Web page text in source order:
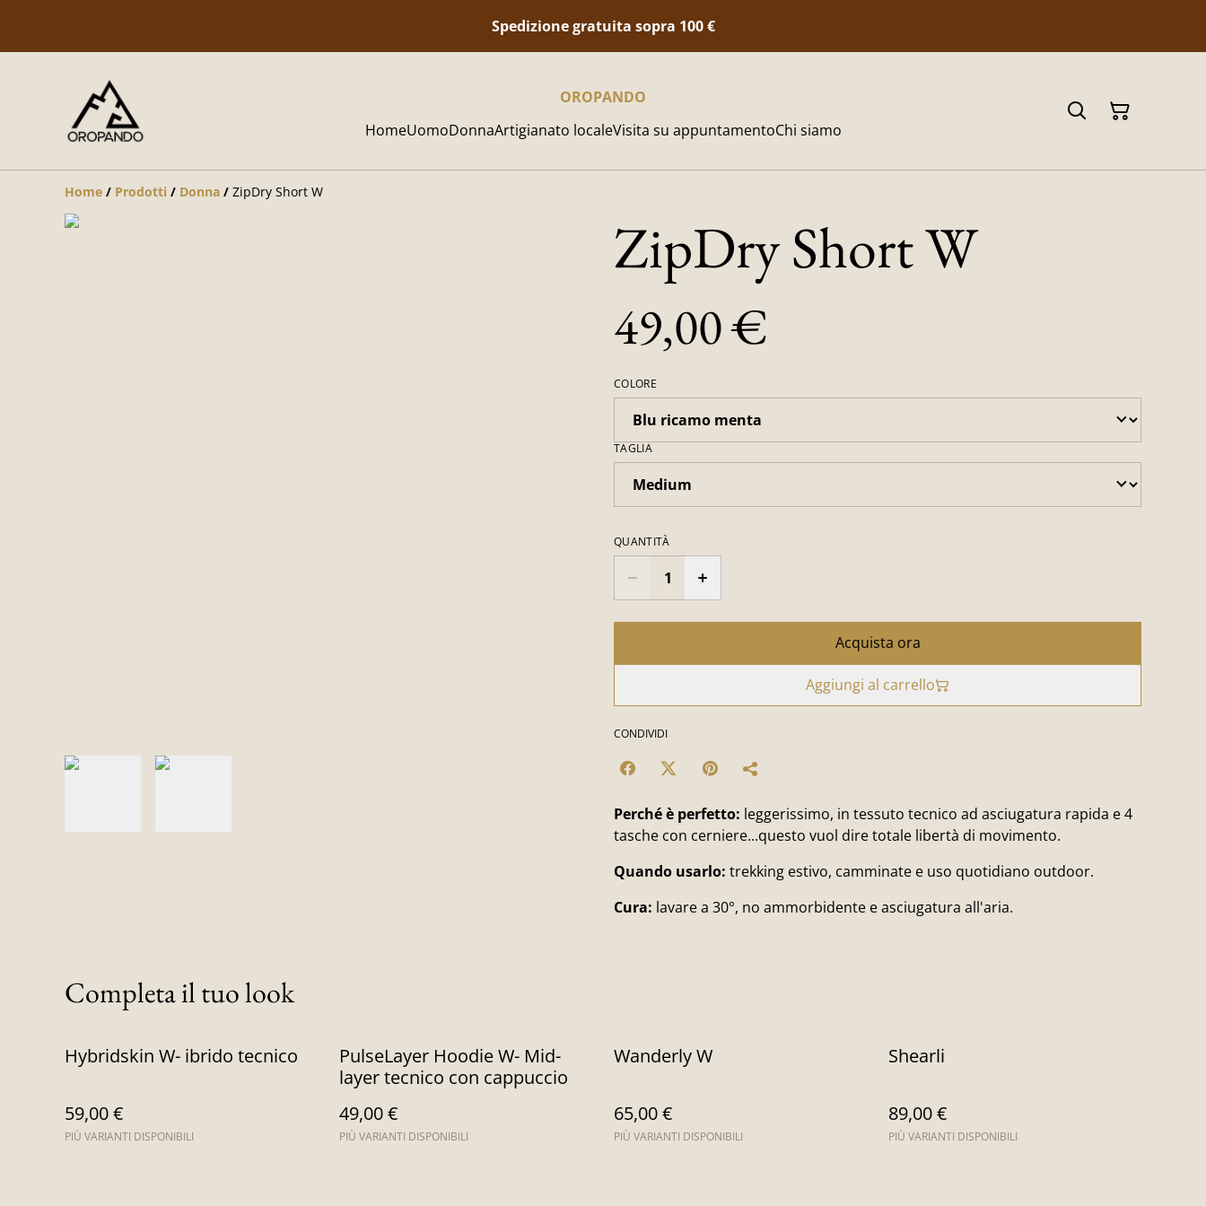
Spedizione gratuita sopra 100 €
OROPANDO
HomeUomoDonnaArtigianato localeVisita su appuntamentoChi siamo
Home / Prodotti / Donna / ZipDry Short W
ZipDry Short W
49,00 €
COLORE
TAGLIA
QUANTITÀ
Acquista ora
Aggiungi al carrello
CONDIVIDI
Perché è perfetto: leggerissimo, in tessuto tecnico ad asciugatura rapida e 4
tasche con cerniere...questo vuol dire totale libertà di movimento.
Quando usarlo: trekking estivo, camminate e uso quotidiano outdoor.
Cura: lavare a 30°, no ammorbidente e asciugatura all'aria.
Completa il tuo look
Hybridskin W- ibrido tecnico
59,00 €
PIÙ VARIANTI DISPONIBILI
PulseLayer Hoodie W- Mid-
layer tecnico con cappuccio
49,00 €
PIÙ VARIANTI DISPONIBILI
Wanderly W
65,00 €
PIÙ VARIANTI DISPONIBILI
Shearli
89,00 €
PIÙ VARIANTI DISPONIBILI